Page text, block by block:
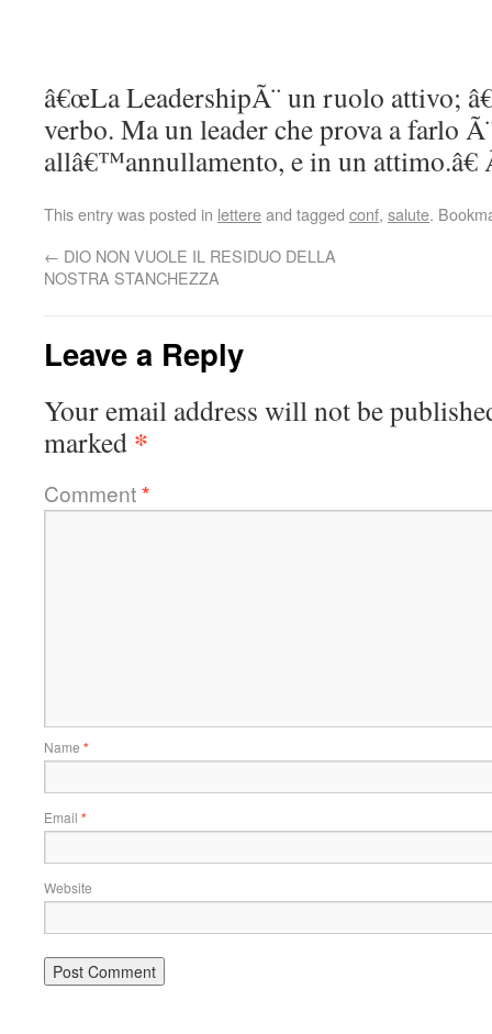
â€œLa LeadershipÃ¨ un ruolo attivo;
verbo. Ma un leader che prova a farlo
allâ€™annullamento, e in un
This entry was posted in lettereand tagged conf, salute.
← DIO NON VUOLE IL RESIDUO DELLA
NOSTRA STANCHEZZA
Leave a Reply
Your email address will not be
marked *
Comment*
Name *
Email *
Website